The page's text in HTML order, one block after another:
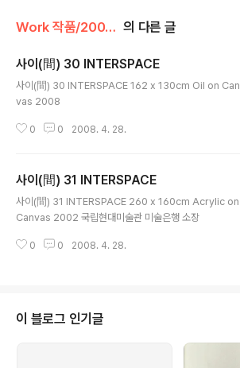
Work 작품/2000s 의 다른 글
사이(間) 30 INTERSPACE
사이(間) 30 INTERSPACE 162 x 130cm Oil on Can
vas 2008
0 0 2008. 4. 28.
사이(間) 31 INTERSPACE
사이(間) 31 INTERSPACE 260 x 160cm Acrylic on
Canvas 2002 국립현대미술관 미술은행 소장
0 0 2008. 4. 28.
이 블로그 인기글